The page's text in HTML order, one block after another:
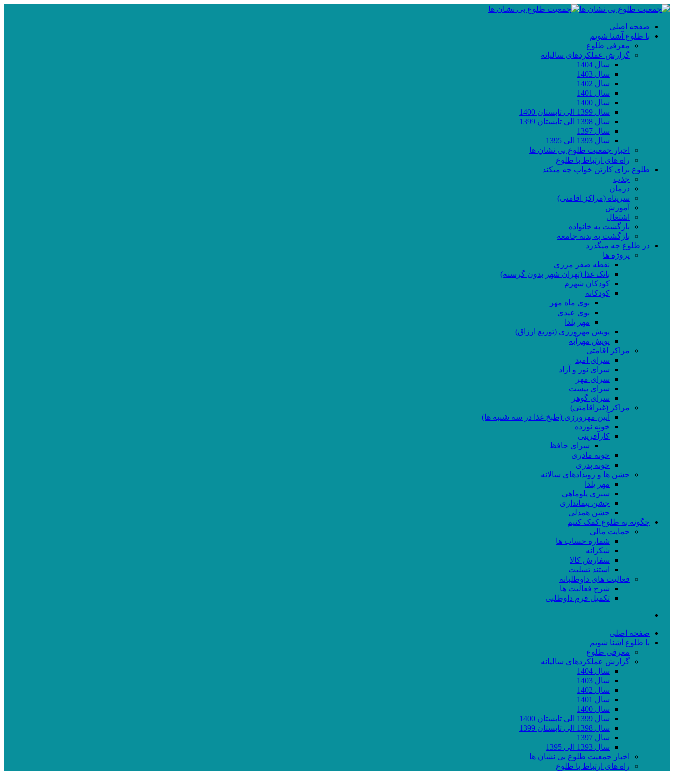
صفحه اصلی
با طلوع آشنا شویم
معرفی طلوع
گزارش عملکردهای سالیانه
سال 1404
سال 1403
سال 1402
سال 1401
سال 1400
سال 1399 الی تابستان 1400
سال 1398 الی تابستان 1399
سال 1397
سال 1393 الی 1395
اخبار جمعیت طلوع بی نشان ها
راه های ارتباط با طلوع
طلوع برای کارتن خواب چه میکند
جذب
درمان
سرپناه (مراکز اقامتی)
آموزش
اشتغال
بازگشت به خانواده
بازگشت به بدنه جامعه
در طلوع چه میگذرد
پروژه ها
نقطه صفر مرزی
بانک غذا (تهران شهر بدون گرسنه)
کودکان شهرم
کودکانه
بوی ماه مهر
بوی عیدی
مهر یلدا
پویش مهرورزی (توزیع ارزاق)
پویش مهرآبه
مراکز اقامتی
سرای امید
سرای نور و آزاد
سرای مهر
سرای بیست
سرای گوهر
مراکز (غیراقامتی)
آیین مهرورزی (طبخ غذا در سه شنبه ها)
خونه نوزده
کارآفرینی
سرای حافظ
خونه مادری
خونه پدری
جشن ها و رویدادهای سالانه
مهر یلدا
سبزی پلوماهی
جشن پیمانداری
جشن همدلی
چگونه به طلوع کمک کنیم
حمایت مالی
شماره حساب ها
شکرانه
سفارش کالا
استند تسلیت
فعالیت های داوطلبانه
شرح فعالیت ها
تکمیل فرم داوطلبی
صفحه اصلی
با طلوع آشنا شویم
معرفی طلوع
گزارش عملکردهای سالیانه
سال 1404
سال 1403
سال 1402
سال 1401
سال 1400
سال 1399 الی تابستان 1400
سال 1398 الی تابستان 1399
سال 1397
سال 1393 الی 1395
اخبار جمعیت طلوع بی نشان ها
راه های ارتباط با طلوع